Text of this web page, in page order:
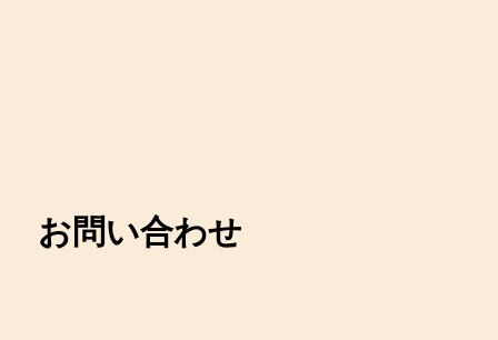
お問い合わせ